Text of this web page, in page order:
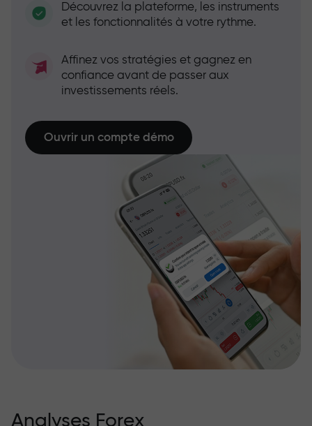
Découvrez la plateforme, les instruments
et les fonctionnalités à votre rythme.
Affinez vos stratégies et gagnez en
confiance avant de passer aux
investissements réels.
Ouvrir un compte démo
Analyses Forex